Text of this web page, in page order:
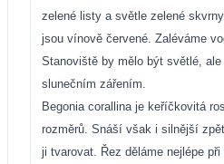
zelené listy a světle zelené
jsou vínově červené. Zaléváme
Stanoviště by mělo být světlé, ale
slunečním zářením.
Begonia corallina je keříčkovitá
rozměrů. Snáší však i silnější
ji tvarovat. Řez děláme nejlépe